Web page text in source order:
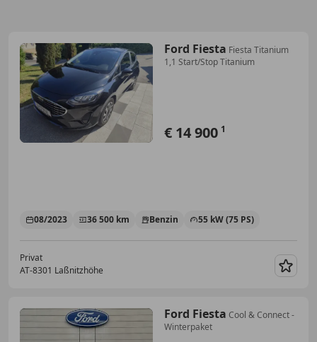
Ford Fiesta Fiesta Titanium
1,1 Start/Stop Titanium
€ 14 900 1
08/2023 36 500 km Benzin 55 kW (75 PS)
Privat
AT-8301 Laßnitzhöhe
Ford Fiesta Cool & Connect -
Winterpaket